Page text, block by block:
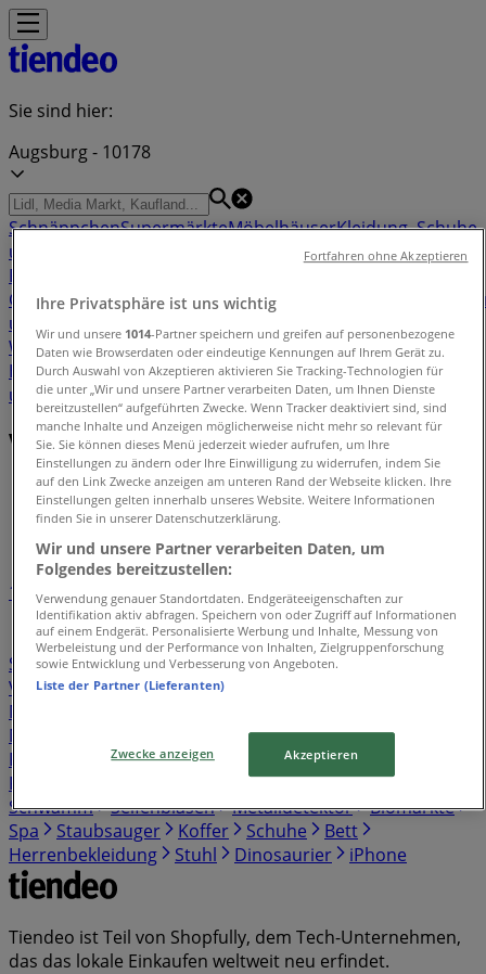
Sie sind hier:
Augsburg - 10178
SchnäppchenSupermärkteMöbelhäuserKleidung, Schuhe
und Accessoires
Drogerien und
Parfümerie
GartencenterBiomärkteDiscounter
und Baby
WerkstattKaufhäuserReisen und Freizeit Optiker und
HörzentrenRestaurantsBücher und SchreibwarenBanken
und Versicherungen
Verzeichnis der Angebote in Augsburg
Tiendeo in Augsburg»
Verzeichnis der Angebote
1
Supermärkte
Kleidung, Schuhe und Accessoires
Sportgeschäfte
Spielzeug und Baby
Banken und
Versicherungen
Baumärkte und Gartencenter
Möbelhäuser
Motorrad und Werkstatt
Discounter
Drogerien und
Parfümerie
Restaurants
Bücher und Schreibwaren
Reisen und Freizeit
Optiker und Hörzentren
Schwamm
Seifenblasen Metalldetektor
Biomärkte
Spa
Staubsauger Koffer Schuhe
Bett
Herrenbekleidung
Stuhl Dinosaurier iPhone
Tiendeo ist Teil von Shopfully, dem Tech-Unternehmen,
das das lokale Einkaufen weltweit neu erfindet.
Ihre Privatsphäre ist uns wichtig
Wir und unsere 1014-Partner speichern und greifen auf personenbezogene
Daten wie Browserdaten oder eindeutige Kennungen auf Ihrem Gerät zu.
Durch Auswahl von Akzeptieren aktivieren Sie Tracking-Technologien für
die unter „Wir und unsere Partner verarbeiten Daten, um Ihnen Dienste
bereitzustellen“ aufgeführten Zwecke. Wenn Tracker deaktiviert sind, sind
manche Inhalte und Anzeigen möglicherweise nicht mehr so relevant für
Sie. Sie können dieses Menü jederzeit wieder aufrufen, um Ihre
Einstellungen zu ändern oder Ihre Einwilligung zu widerrufen, indem Sie
auf den Link Zwecke anzeigen am unteren Rand der Webseite klicken. Ihre
Einstellungen gelten innerhalb unseres Website. Weitere Informationen
finden Sie in unserer Datenschutzerklärung.
Wir und unsere Partner verarbeiten Daten, um
Folgendes bereitzustellen:
Verwendung genauer Standortdaten. Endgeräteeigenschaften zur
Identifikation aktiv abfragen. Speichern von oder Zugriff auf Informationen
auf einem Endgerät. Personalisierte Werbung und Inhalte, Messung von
Werbeleistung und der Performance von Inhalten, Zielgruppenforschung
sowie Entwicklung und Verbesserung von Angeboten.
Liste der Partner (Lieferanten)
Zwecke anzeigen Akzeptieren
Fortfahren ohne Akzeptieren